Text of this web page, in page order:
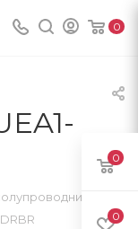
0
0
0